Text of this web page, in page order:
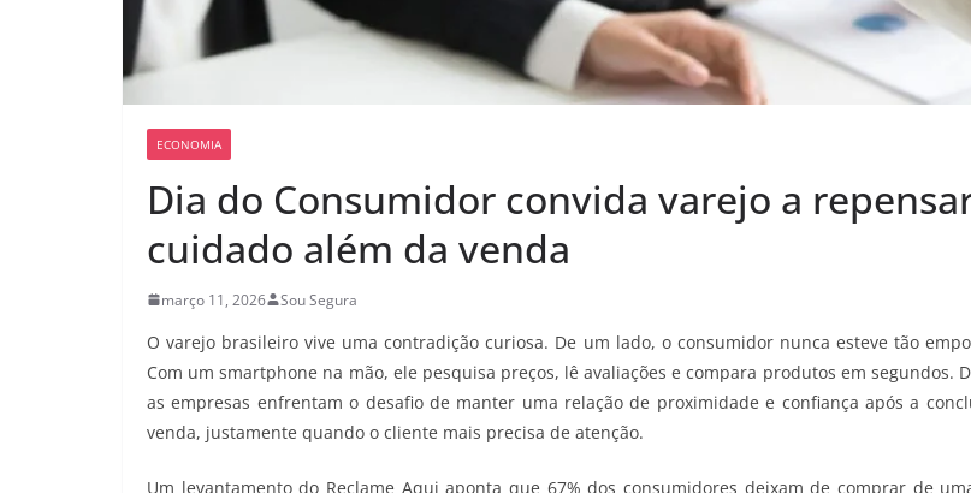
ECONOMIA
Dia do Consumidor convida varejo a
cuidado além da venda
março 11, 2026 Sou Segura
O varejo brasileiro vive uma contradição curiosa. De um lado, o consumidor nunca esteve tão
Com um smartphone na mão, ele pesquisa preços, lê avaliações e compara produtos em segundos.
as empresas enfrentam o desafio de manter uma relação de proximidade e confiança após a
venda, justamente quando o cliente mais precisa de atenção.
Um levantamento do Reclame Aqui aponta que 67% dos consumidores deixam de comprar de